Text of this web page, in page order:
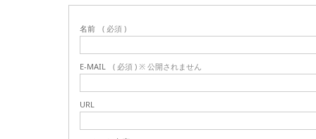
名前 ( 必須 )
E-MAIL ( 必須 ) ※ 公開されません
URL